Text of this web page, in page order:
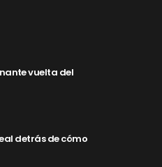
vuelta del
detrás de cómo